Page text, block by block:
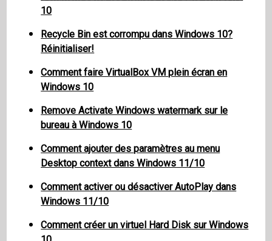
10
Recycle Bin est corrompu dans Windows 10?
Réinitialiser!
Comment faire VirtualBox VM plein écran en
Windows 10
Remove Activate Windows watermark sur le
bureau à Windows 10
Comment ajouter des paramètres au menu
Desktop context dans Windows 11/10
Comment activer ou désactiver AutoPlay dans
Windows 11/10
Comment créer un virtuel Hard Disk sur Windows